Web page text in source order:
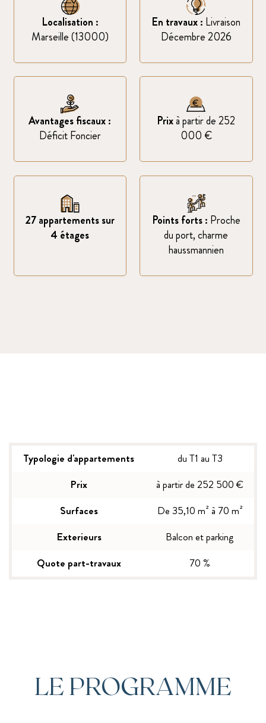
Localisation :
Marseille (13000)
En travaux : Livraison
Décembre 2026
Avantages fiscaux :
Déficit Foncier
Prixà partir de 252
000 €
27 appartements sur
4 étages
Points forts : Proche
du port, charme
haussmannien
Typologie d'appartements
du T1 au T3
Prix
à partir de 252 500 €
Surfaces
De 35,10 m² à 70 m²
Exterieurs
Balcon et parking
Quote part-travaux
70 %
LE PROGRAMME